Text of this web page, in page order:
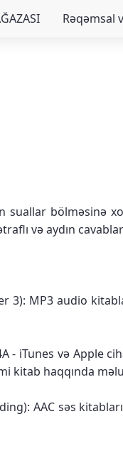
Rəqəmsal
suallar bölməsinə
və aydın
3): MP3 audio
- iTunes və Apple
kitab haqqında
AAC səs